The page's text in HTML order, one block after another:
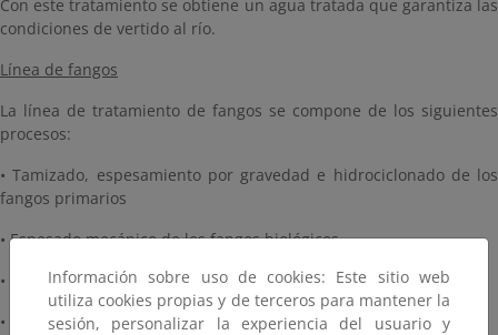
Con este tratamiento se obtiene un agua tratada que garantiza las
condiciones de vertido al río.
Línea de fangos
La línea de tratamiento de fangos se compone de los siguientes
procesos:
• Tamizado, espesamiento por gravedad e hidrociclonado de los
fangos primarios
• Espesado mecánico de los fangos biológicos
• Cámara de mezcla de fangos y triturado de fangos
• Predigestión anaerobia de los fangos mixtos
Información sobre uso de cookies: Este sitio web
utiliza cookies propias y de terceros para mantener la
sesión, personalizar la experiencia del usuario y